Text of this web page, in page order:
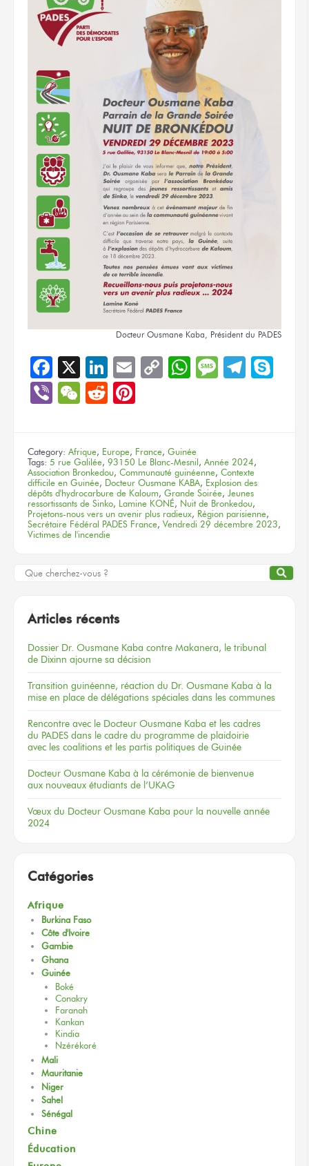
Docteur Ousmane Kaba, Président du PADES
Facebook
X LinkedIn
EmailCopyWhatsApp
Message
ViberWeChat
Reddit
Category: Afrique, Europe, France, Guinée
Tags: 5 rue Galilée, 93150 Le Blanc-Mesnil , Année 2024,
Association Bronkedou, Communauté guinéenne, Contexte
difficile en Guinée, Docteur Ousmane KABA, Explosion des
dépôts d'hydrocarbure de Kaloum, Grande Soirée, Jeunes
ressortissants de Sinko, Lamine KONÉ, Nuit de Bronkedou,
Projetons-nous vers un avenir plus radieux, Région parisienne,
Secrétaire Fédéral PADES France, Vendredi 29 décembre 2023,
Victimes de l'incendie
Articles récents
Dossier Dr. Ousmane Kaba contre Makanera, le tribunal
de Dixinn ajourne sa décision
Transition guinéenne, réaction du Dr. Ousmane Kaba à la
mise en place de délégations spéciales dans les communes
Rencontre avec le Docteur Ousmane Kaba et les cadres
du PADES dans le cadre du programme de plaidoirie
avec les coalitions et les partis politiques de Guinée
Docteur Ousmane Kaba à la cérémonie de bienvenue
aux nouveaux étudiants de l’UKAG
Vœux du Docteur Ousmane Kaba pour la nouvelle année
2024
Catégories
Afrique
Burkina Faso
Côte d'Ivoire
Gambie
Ghana
Guinée
Boké
Conakry
Faranah
Kankan
Kindia
Nzérékoré
Mali
Mauritanie
Niger
Sahel
Sénégal
Chine
Éducation